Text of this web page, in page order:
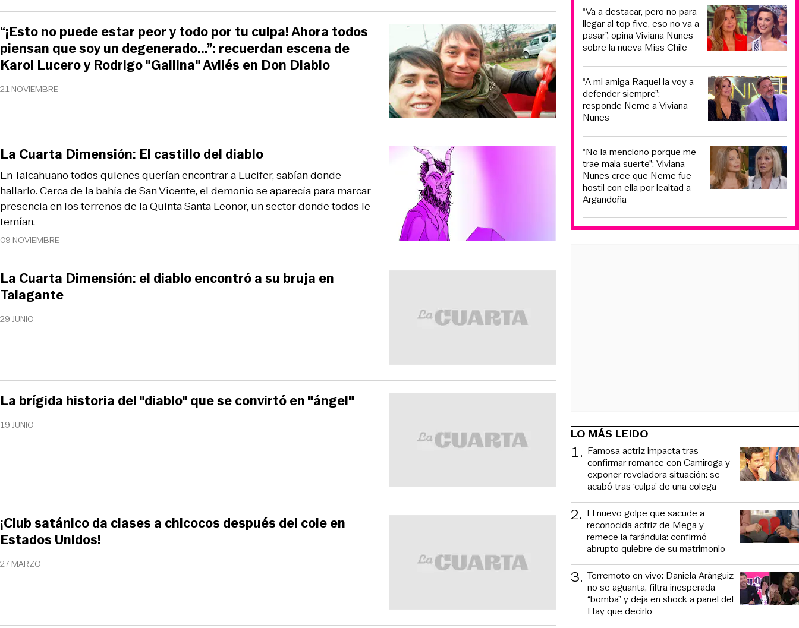
21 NOVIEMBRE
“¡Esto no puede estar peor y todo por tu culpa! Ahora todos
piensan que soy un degenerado...”: recuerdan escena de
Karol Lucero y Rodrigo "Gallina" Avilés en Don Diablo
09 NOVIEMBRE
En Talcahuano todos quienes querían encontrar a Lucifer, sabían donde
hallarlo. Cerca de la bahía de San Vicente, el demonio se aparecía para marcar
presencia en los terrenos de la Quinta Santa Leonor, un sector donde todos le
temían.
La Cuarta Dimensión: El castillo del diablo
29 JUNIO
La Cuarta Dimensión: el diablo encontró a su bruja en
Talagante
19 JUNIO
La brígida historia del "diablo" que se convirtó en "ángel"
27 MARZO
¡Club satánico da clases a chicocos después del cole en
Estados Unidos!
“Va a destacar, pero no para
llegar al top five, eso no va a
pasar”, opina Viviana Nunes
sobre la nueva Miss Chile
“A mi amiga Raquel la voy a
defender siempre”:
responde Neme a Viviana
Nunes
“No la menciono porque me
trae mala suerte”: Viviana
Nunes cree que Neme fue
hostil con ella por lealtad a
Argandoña
LO MÁS LEIDO
1. Famosa actriz impacta tras
confirmar romance con Camiroga y
exponer reveladora situación: se
acabó tras ‘culpa’ de una colega
2. El nuevo golpe que sacude a
reconocida actriz de Mega y
remece la farándula: confirmó
abrupto quiebre de su matrimonio
3. Terremoto en vivo: Daniela Aránguiz
no se aguanta, filtra inesperada
“bomba” y deja en shock a panel del
Hay que decirlo